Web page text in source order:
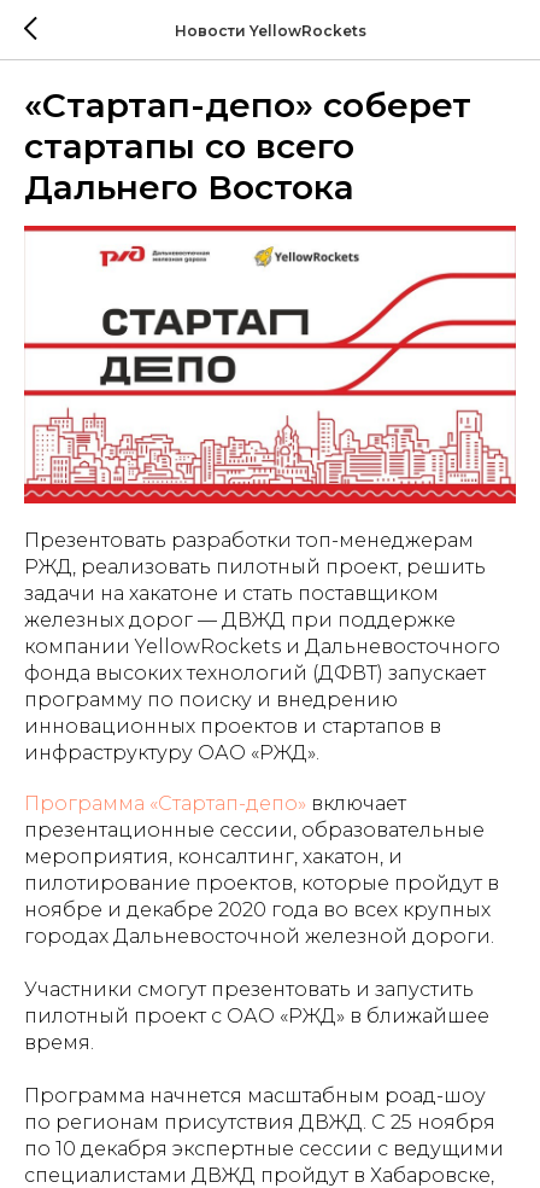
Новости YellowRockets
«Стартап-депо» соберет
стартапы со всего
Дальнего Востока
Презентовать разработки топ-менеджерам
РЖД, реализовать пилотный проект, решить
задачи на хакатоне и стать поставщиком
железных дорог — ДВЖД при поддержке
компании YellowRockets и Дальневосточного
фонда высоких технологий (ДФВТ) запускает
программу по поиску и внедрению
инновационных проектов и стартапов в
инфраструктуру ОАО «РЖД».
Программа «Стартап-депо» включает
презентационные сессии, образовательные
мероприятия, консалтинг, хакатон, и
пилотирование проектов, которые пройдут в
ноябре и декабре 2020 года во всех крупных
городах Дальневосточной железной дороги.
Участники смогут презентовать и запустить
пилотный проект с ОАО «РЖД» в ближайшее
время.
Программа начнется масштабным роад-шоу
по регионам присутствия ДВЖД. С 25 ноября
по 10 декабря экспертные сессии с ведущими
специалистами ДВЖД пройдут в Хабаровске,